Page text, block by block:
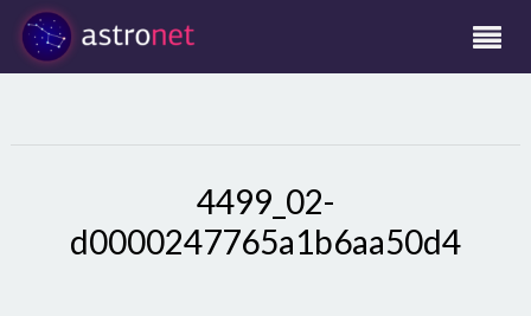
4499_02-
d0000247765a1b6aa50d4